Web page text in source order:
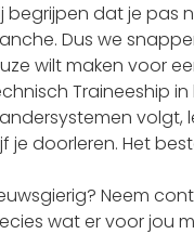
begrijpen dat je pas
Dus we
wilt maken voor
Traineeship
volgt,
je doorleren. Het
Neem
wat er voor jou